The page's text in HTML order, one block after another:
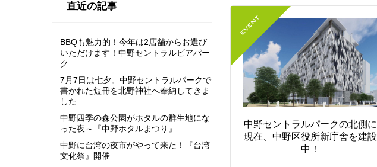
中野セントラルパークの北側に
現在、中野区役所新庁舎を建設
中！
直近の記事
BBQも魅力的！今年は2店舗からお選び
いただけます！中野セントラルビアパー
ク
7月7日は七夕。中野セントラルパークで
書かれた短冊を北野神社へ奉納してきま
した
中野四季の森公園がホタルの群生地にな
った夜～『中野ホタルまつり』
中野に台湾の夜市がやって来た！『台湾
文化祭』開催